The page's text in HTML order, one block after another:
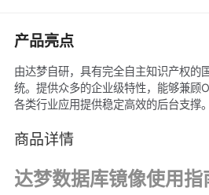
产品亮点
由达梦自研，具有完全自主知识产权的
统。提供众多的企业级特性，能够兼顾
各类行业应用提供稳定高效的后台支撑
群。 易用性：提供丰富的可视化工具，
版本并发；支持并行查询；支持行列融
最高安全技术等级资质。提供多种可选
商品详情
达梦数据库镜像使用指